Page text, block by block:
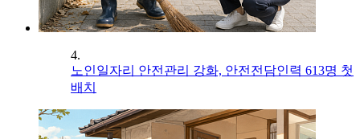
4.
노인일자리 안전관리 강화, 안전전담인력 613명 첫
배치